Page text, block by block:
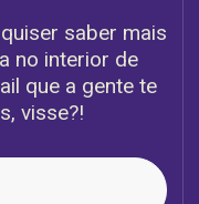
saber mais
no interior de
que a gente te
visse?!